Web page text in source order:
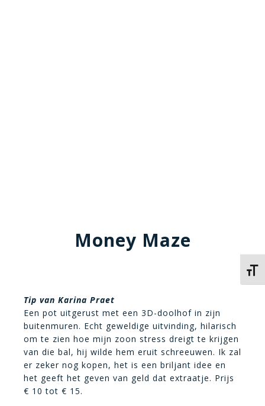
Money Maze
Tip van Karina Praet
Een pot uitgerust met een 3D-doolhof in zijn
buitenmuren. Echt geweldige uitvinding, hilarisch
om te zien hoe mijn zoon stress dreigt te krijgen
van die bal, hij wilde hem eruit schreeuwen. Ik zal
er zeker nog kopen, het is een briljant idee en
het geeft het geven van geld dat extraatje. Prijs
€ 10 tot € 15.